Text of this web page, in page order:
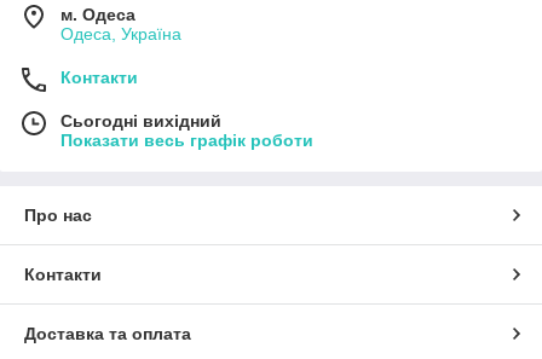
м. Одеса
Одеса, Україна
Контакти
Сьогодні вихідний
Показати весь графік роботи
Про нас
Контакти
Доставка та оплата